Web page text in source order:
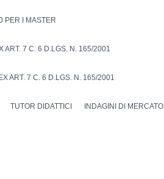
PER I MASTER
ART. 7 C. 6 D.LGS. N. 165/2001
ART. 7 C. 6 D.LGS. N. 165/2001
TUTOR DIDATTICI INDAGINI DI MERCATO